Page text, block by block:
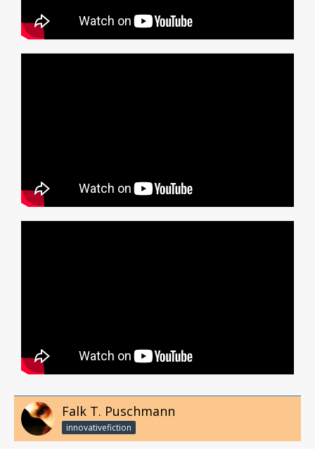
Falk T. Puschmann
innovativefiction